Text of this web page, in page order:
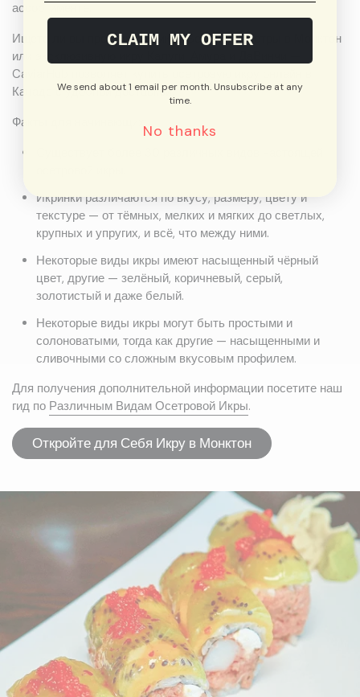
ассортименте.
Ищете ли вы престижную икру Белуги и Осетры в Монктон
или эксклюзивную икру Калуги, Амура и ДаВинчи —
CaviarHub позволяет купить осетровую икру онлайн в
Канаде с удобной доставкой.
Факты для начинающих:
Икринки различаются по вкусу, размеру, цвету и
текстуре — от тёмных, мелких и мягких до светлых,
крупных и упругих, и всё, что между ними.
Некоторые виды икры имеют насыщенный чёрный
цвет, другие — зелёный, коричневый, серый,
золотистый и даже белый.
Некоторые виды икры могут быть простыми и
солоноватыми, тогда как другие — насыщенными и
сливочными со сложным вкусовым профилем.
Для получения дополнительной информации посетите наш
гид по Различным Видам Осетровой Икры.
Откройте для Себя Икру в Монктон
CLAIM MY OFFER
We send about 1 email per month. Unsubscribe at any
time.
No thanks